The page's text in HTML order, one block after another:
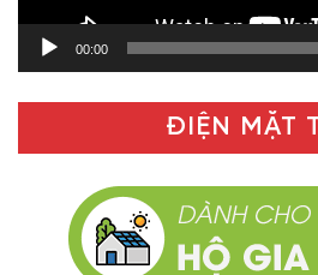
00:00
ĐIỆN MẶT